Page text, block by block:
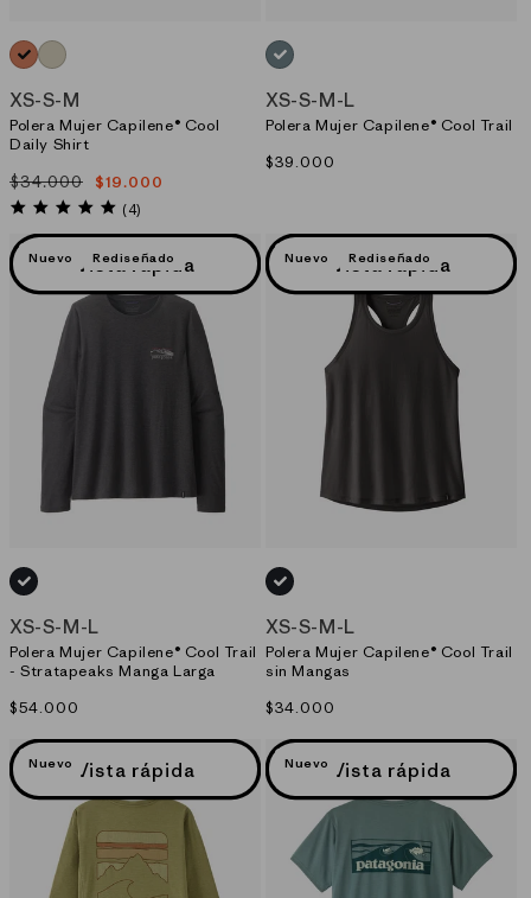
NARANJO_(RKMX)
NEUTRO_(PDYX)
XS-S-M
Polera Mujer Capilene® Cool
Daily Shirt
Precio
habitual
$34.000
Precio
de
$19.000
5.0
star
rating
(4)
AZUL_(BLSG)
XS-S-M-L
Polera Mujer Capilene® Cool Trail
Precio
$39.000
Nuevo Rediseñado
Vista rápida
NEGRO_(INBK)
XS-S-M-L
Polera Mujer Capilene® Cool Trail
- Stratapeaks Manga Larga
Precio
$54.000
Nuevo Rediseñado
Vista rápida
NEGRO_(INBK)
XS-S-M-L
Polera Mujer Capilene® Cool Trail
sin Mangas
Precio
$34.000
Nuevo Vista rápida Nuevo Vista rápida